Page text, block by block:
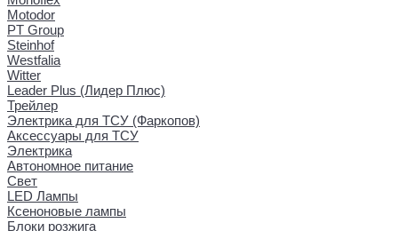
Motodor
PT Group
Steinhof
Westfalia
Witter
Leader Plus (Лидер Плюс)
Трейлер
Электрика для ТСУ (Фаркопов)
Аксессуары для ТСУ
Электрика
Автономное питание
Свет
LED Лампы
Ксеноновые лампы
Блоки розжига